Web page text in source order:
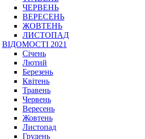
ЧЕРВЕНЬ
ВЕРЕСЕНЬ
ЖОВТЕНЬ
ЛИСТОПАД
ВІДОМОСТІ 2021
Січень
Лютий
Березень
Квітень
Травень
Червень
Вересень
Жовтень
Листопад
Грудень